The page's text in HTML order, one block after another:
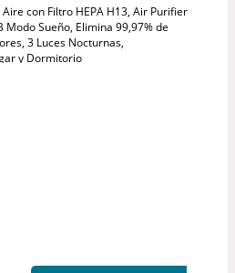
con Filtro HEPA H13, Air Purifier
Sueño, Elimina 99,97% de
3 Luces Nocturnas,
y Dormitorio